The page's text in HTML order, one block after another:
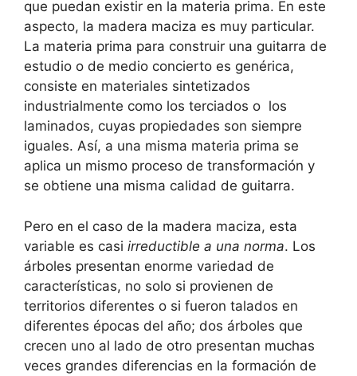
que puedan existir en la materia prima. En este
aspecto, la madera maciza es muy particular.
La materia prima para construir una guitarra de
estudio o de medio concierto es genérica,
consiste en materiales sintetizados
industrialmente como los terciados o los
laminados, cuyas propiedades son siempre
iguales. Así, a una misma materia prima se
aplica un mismo proceso de transformación y
se obtiene una misma calidad de guitarra.
Pero en el caso de la madera maciza, esta
variable es casi irreductible a una norma. Los
árboles presentan enorme variedad de
características, no solo si provienen de
territorios diferentes o si fueron talados en
diferentes épocas del año; dos árboles que
crecen uno al lado de otro presentan muchas
veces grandes diferencias en la formación de